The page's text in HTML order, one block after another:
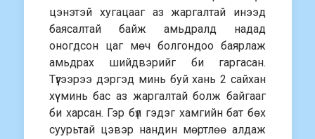
цэнэтэй хугацааг аз жаргалтай инээд
баясалтай байж амьдралд надад
оногдсон цаг мөч болгондоо баярлаж
амьдрах шийдвэрийг би гаргасан.
Түүгээрээ дэргэд минь буй хань 2 сайхан
хүү минь бас аз жаргалтай болж байгааг
би харсан. Гэр бүл гэдэг хамгийн бат бөх
суурьтай цэвэр нандин мөртлөө алдаж